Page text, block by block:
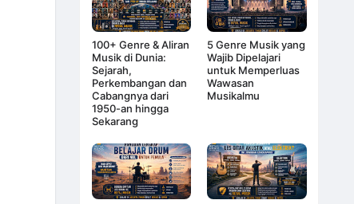
100+ Genre & Aliran
Musik di Dunia:
Sejarah,
Perkembangan dan
Cabangnya dari
1950-an hingga
Sekarang
5 Genre Musik yang
Wajib Dipelajari
untuk Memperluas
Wawasan
Musikalmu